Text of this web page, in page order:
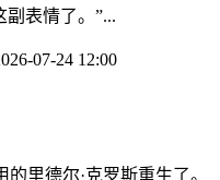
副表情了。”...
07-24 12:00
里德尔·克罗斯重生了。